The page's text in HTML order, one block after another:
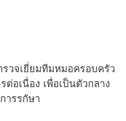
วจเยี่ยมทีมหมอครอบครัว
ต่อเนื่อง เพื่อเป็นตัวกลาง
ารรกัษา